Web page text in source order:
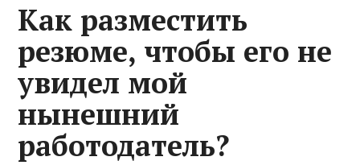
Как разместить
резюме, чтобы его не
увидел мой
нынешний
работодатель?